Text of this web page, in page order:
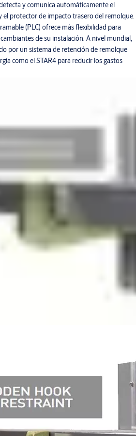
y comunica automáticamente el
el protector de impacto trasero del remolque.
(PLC) ofrece más flexibilidad para
de su instalación. A nivel mundial,
por un sistema de retención de remolque
como el STAR4 para reducir los gastos